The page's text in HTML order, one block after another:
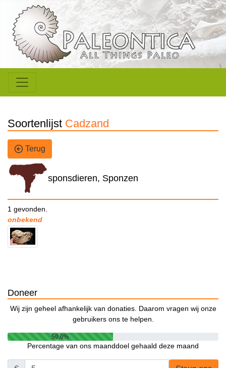
Soortenlijst Cadzand
Terug
sponsdieren, Sponzen
1 gevonden.
onbekend
Doneer
Wij zijn geheel afhankelijk van donaties. Daarom vragen wij onze
gebruikers ons te helpen.
50.0%
Percentage van ons maanddoel gehaald deze maand